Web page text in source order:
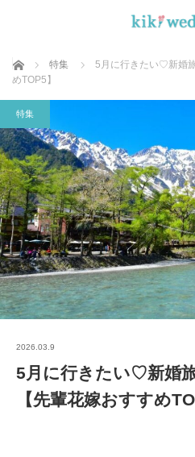
ホーム 特集
5月に行きたい♡新婚
めTOP5】
特集
2026.03.9
5月に行きたい♡新婚
【先輩花嫁おすすめ